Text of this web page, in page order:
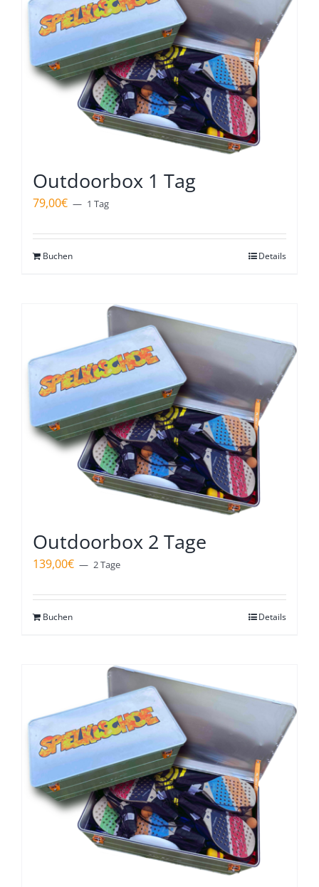
Outdoorbox 1 Tag
79,00€ 1 Tag
Buchen Details
Outdoorbox 2 Tage
139,00€ 2 Tage
Buchen Details